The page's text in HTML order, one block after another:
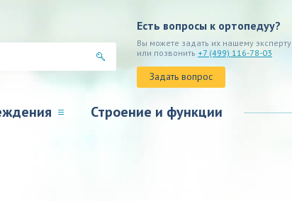
Есть вопросы к ортопедуу?
Вы можете задать их нашему эксперту
или позвонить +7 (499) 116-78-03
Задать вопрос
Строение и функции